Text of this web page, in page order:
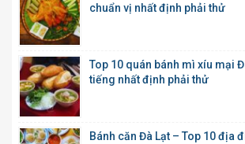
chuẩn vị nhất định phải thử
Top 10 quán bánh mì xíu mại
tiếng nhất định phải thử
Bánh căn Đà Lạt – Top 10 địa